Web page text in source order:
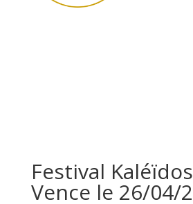
Festival
Vence le 26/04/